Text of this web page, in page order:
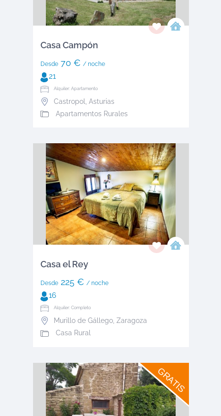
Casa Campón
Desde70 € / noche
21
Alquiler: Apartamento
Castropol
Asturias
Apartamentos Rurales
Casa el Rey
Desde225 € / noche
16
Alquiler: Completo
Murillo de Gállego, Zaragoza
Casa Rural
GRATIS